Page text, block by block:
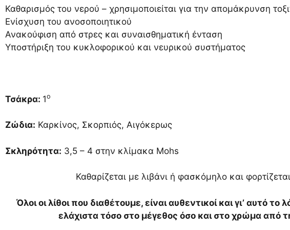
Καθαρισμός του νερού – χρησιμοποιείται για την απομάκρυνση
Ενίσχυση του ανοσοποιητικού
Ανακούφιση από στρες και συναισθηματική ένταση
Υποστήριξη του κυκλοφορικού και νευρικού συστήματος
Τσάκρα: 1ο
Ζώδια: Καρκίνος, Σκορπιός, Αιγόκερως
Σκληρότητα: 3,5 – 4 στην κλίμακα Mohs
Καθαρίζεται με λιβάνι ή φασκόμηλο και
Όλοι οι λίθοι που διαθέτουμε, είναι αυθεντικοί και γι’ αυτό
ελάχιστα τόσο στο μέγεθος όσο και στο χρώμα από